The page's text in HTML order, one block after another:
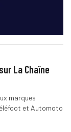
La Chaîne
marques
et Automoto